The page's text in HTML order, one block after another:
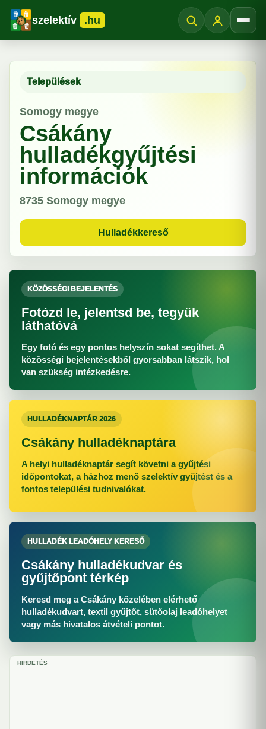
szelektív .hu
Települések
Somogy megye
Csákány
hulladékgyűjtési
információk
8735 Somogy megye
Hulladékkereső
KÖZÖSSÉGI BEJELENTÉS
Fotózd le, jelentsd be, tegyük
láthatóvá
Egy fotó és egy pontos helyszín sokat segíthet. A
közösségi bejelentésekből gyorsabban látszik, hol
van szükség intézkedésre.
HULLADÉKNAPTÁR 2026
Csákány hulladéknaptára
A helyi hulladéknaptár segít követni a gyűjtési
időpontokat, a házhoz menő szelektív gyűjtést és a
fontos települési tudnivalókat.
HULLADÉK LEADÓHELY KERESŐ
Csákány hulladékudvar és
gyűjtőpont térkép
Keresd meg a Csákány közelében elérhető
hulladékudvart, textil gyűjtőt, sütőolaj leadóhelyet
vagy más hivatalos átvételi pontot.
HIRDETÉS